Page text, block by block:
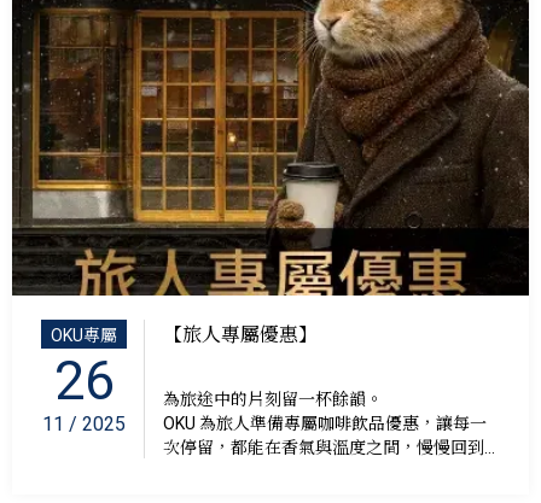
OKU專屬
26
11 / 2025
【旅人專屬優惠】
為旅途中的片刻留一杯餘韻。
OKU 為旅人準備專屬咖啡飲品優惠，讓每一
次停留，都能在香氣與溫度之間，慢慢回到...